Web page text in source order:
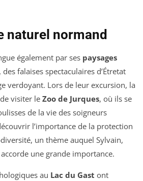
naturel normand
également par ses paysages
falaises spectaculaires d’Étretat
verdoyant. Lors de leur excursion, la
visiter le Zoo de Jurques, où ils se
de la vie des soigneurs
l’importance de la protection
un thème auquel Sylvain,
une grande importance.
au Lac du Gast ont